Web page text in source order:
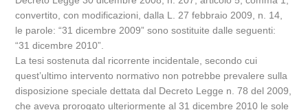
convertito, con modificazioni, dalla L. 27 febbraio 2009, n. 14,
le parole: “31 dicembre 2009” sono sostituite dalle seguenti:
“31 dicembre 2010”.
La tesi sostenuta dal ricorrente incidentale, secondo cui
quest’ultimo intervento normativo non potrebbe prevalere sulla
disposizione speciale dettata dal Decreto Legge n. 78 del 2009,
che aveva prorogato ulteriormente al 31 dicembre 2010 le sole